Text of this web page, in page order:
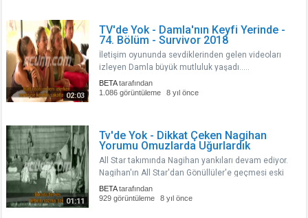
02:03
TV'de Yok - Damla'nın Keyfi Yerinde -
74. Bölüm - Survivor 2018
İletişim oyununda sevdiklerinden gelen videoları
izleyen Damla büyük mutluluk yaşadı.....
BETAtarafından
1.086 görüntüleme
8 yıl önce
01:11
Tv'de Yok - Dikkat Çeken Nagihan
Yorumu Omuzlarda Uğurlardık
All Star takımında Nagihan yankıları devam ediyor.
Nagihan'ın All Star'dan Gönüllüler'e geçmesi eski
takım arkadaşları tarafından eleştirildi..
BETAtarafından
929 görüntüleme
8 yıl önce